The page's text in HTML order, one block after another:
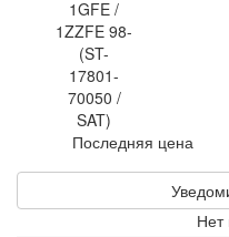
Последняя цена
Нет